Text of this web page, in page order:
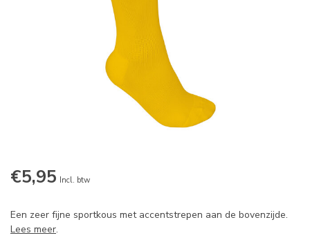
€5,95 Incl. btw
Een zeer fijne sportkous met accentstrepen aan de bovenzijde.
Lees meer.